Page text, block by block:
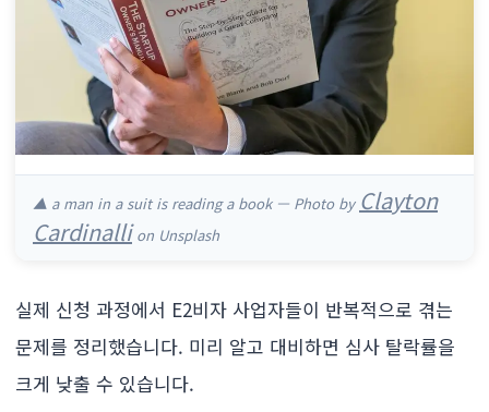
▲ a man in a suit is reading a book — Photo by Clayton
Cardinallion Unsplash
실제 신청 과정에서 E2비자 사업자들이 반복적으로 겪는
문제를 정리했습니다. 미리 알고 대비하면 심사 탈락률을
크게 낮출 수 있습니다.